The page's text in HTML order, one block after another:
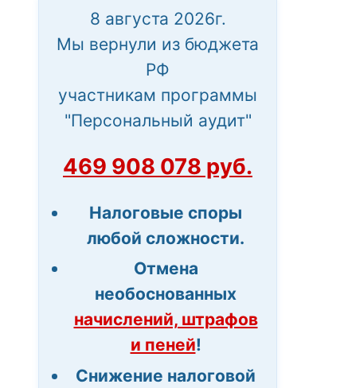
8 августа 2026г.
Мы вернули из бюджета
РФ
участникам программы
"Персональный аудит"
469 908 078 руб.
Налоговые споры
любой сложности.
Отмена
необоснованных
начислений, штрафов
и пеней!
Снижение налоговой